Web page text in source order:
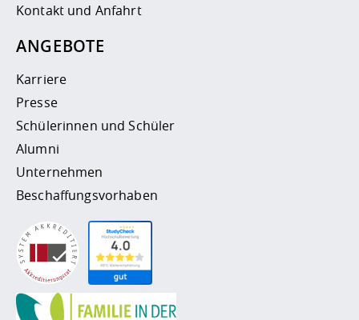
Kontakt und Anfahrt
ANGEBOTE
Karriere
Presse
Schülerinnen und Schüler
Alumni
Unternehmen
Beschaffungsvorhaben